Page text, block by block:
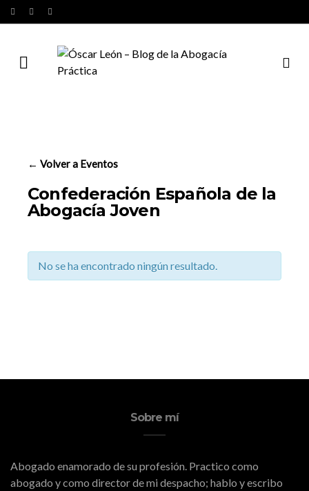
← Volver a Eventos
Confederación Española de la
Abogacía Joven
No se ha encontrado ningún resultado.
Sobre mí
Abogado enamorado de su profesión. Practico como
abogado y como director de mi despacho; hablo y escribo